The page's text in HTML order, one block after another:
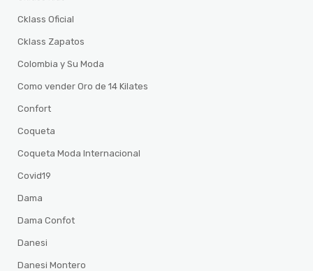
Cklass Oficial
Cklass Zapatos
Colombia y Su Moda
Como vender Oro de 14 Kilates
Confort
Coqueta
Coqueta Moda Internacional
Covid19
Dama
Dama Confot
Danesi
Danesi Montero